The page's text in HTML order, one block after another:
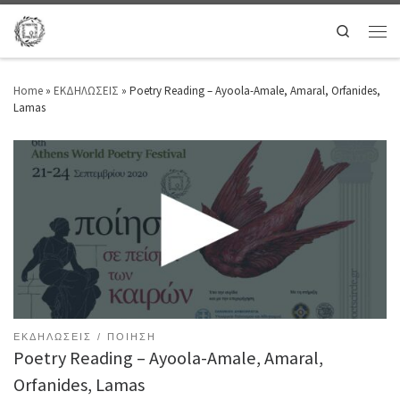
Search
Home » ΕΚΔΗΛΩΣΕΙΣ » Poetry Reading – Ayoola-Amale, Amaral, Orfanides,
Lamas
ΕΚΔΗΛΩΣΕΙΣ ΠΟΙΗΣΗ
Poetry Reading – Ayoola-Amale, Amaral,
Orfanides, Lamas